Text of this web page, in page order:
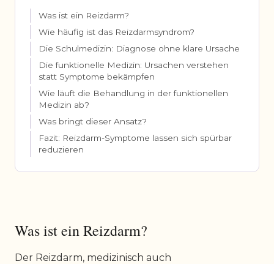
Was ist ein Reizdarm?
Wie häufig ist das Reizdarmsyndrom?
Die Schulmedizin: Diagnose ohne klare Ursache
Die funktionelle Medizin: Ursachen verstehen
statt Symptome bekämpfen
Wie läuft die Behandlung in der funktionellen
Medizin ab?
Was bringt dieser Ansatz?
Fazit: Reizdarm-Symptome lassen sich spürbar
reduzieren
Was ist ein Reizdarm?
Der Reizdarm, medizinisch auch